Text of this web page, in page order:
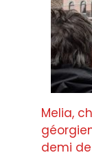
Melia,
demi